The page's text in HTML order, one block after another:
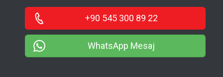
+90 545 300 89 22
WhatsApp Mesaj